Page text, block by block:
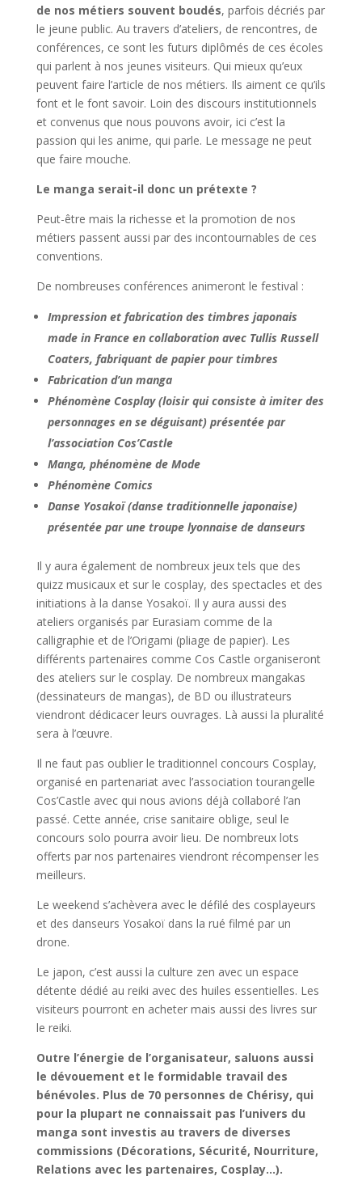
de nos métiers souvent boudés, parfois décriés par
le jeune public. Au travers d’ateliers, de rencontres, de
conférences, ce sont les futurs diplômés de ces écoles
qui parlent à nos jeunes visiteurs. Qui mieux qu’eux
peuvent faire l’article de nos métiers. Ils aiment ce qu’ils
font et le font savoir. Loin des discours institutionnels
et convenus que nous pouvons avoir, ici c’est la
passion qui les anime, qui parle. Le message ne peut
que faire mouche.
Le manga serait-il donc un prétexte ?
Peut-être mais la richesse et la promotion de nos
métiers passent aussi par des incontournables de ces
conventions.
De nombreuses conférences animeront le festival :
Impression et fabrication des timbres japonais
made in France en collaboration avec Tullis Russell
Coaters, fabriquant de papier pour timbres
Fabrication d’un manga
Phénomène Cosplay (loisir qui consiste à imiter des
personnages en se déguisant) présentée par
l’association Cos’Castle
Manga, phénomène de Mode
Phénomène Comics
Danse Yosakoï (danse traditionnelle japonaise)
présentée par une troupe lyonnaise de danseurs
Il y aura également de nombreux jeux tels que des
quizz musicaux et sur le cosplay, des spectacles et des
initiations à la danse Yosakoï. Il y aura aussi des
ateliers organisés par Eurasiam comme de la
calligraphie et de l’Origami (pliage de papier). Les
différents partenaires comme Cos Castle organiseront
des ateliers sur le cosplay. De nombreux mangakas
(dessinateurs de mangas), de BD ou illustrateurs
viendront dédicacer leurs ouvrages. Là aussi la pluralité
sera à l’œuvre.
Il ne faut pas oublier le traditionnel concours Cosplay,
organisé en partenariat avec l’association tourangelle
Cos’Castle avec qui nous avions déjà collaboré l’an
passé. Cette année, crise sanitaire oblige, seul le
concours solo pourra avoir lieu. De nombreux lots
offerts par nos partenaires viendront récompenser les
meilleurs.
Le weekend s’achèvera avec le défilé des cosplayeurs
et des danseurs Yosakoï dans la rué filmé par un
drone.
Le japon, c’est aussi la culture zen avec un espace
détente dédié au reiki avec des huiles essentielles. Les
visiteurs pourront en acheter mais aussi des livres sur
le reiki.
Outre l’énergie de l’organisateur, saluons aussi
le dévouement et le formidable travail des
bénévoles. Plus de 70 personnes de Chérisy, qui
pour la plupart ne connaissait pas l’univers du
manga sont investis au travers de diverses
commissions (Décorations, Sécurité, Nourriture,
Relations avec les partenaires, Cosplay…).